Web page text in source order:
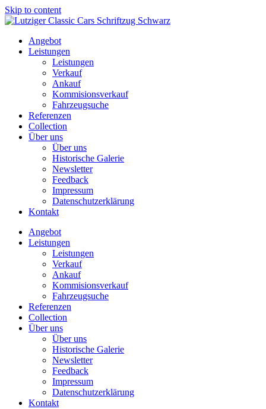
Skip to content
Angebot
Leistungen
Leistungen
Verkauf
Ankauf
Kommisionsverkauf
Fahrzeugsuche
Referenzen
Collection
Über uns
Über uns
Historische Galerie
Newsletter
Feedback
Impressum
Datenschutzerklärung
Kontakt
Angebot
Leistungen
Leistungen
Verkauf
Ankauf
Kommisionsverkauf
Fahrzeugsuche
Referenzen
Collection
Über uns
Über uns
Historische Galerie
Newsletter
Feedback
Impressum
Datenschutzerklärung
Kontakt